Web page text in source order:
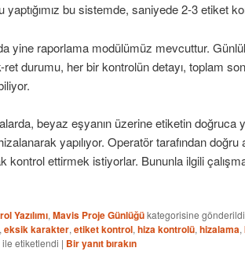
yaptığımız bu sistemde, saniyede 2-3 etiket
da yine raporlama modülümüz mevcuttur.
durumu, her bir kontrolün detayı, toplam
beyaz eşyanın üzerine etiketin doğruca
yapılıyor. Operatör tarafından doğru
kontrol ettirmek istiyorlar. Bununla ilgili
Yazılımı, Mavis Proje Günlüğükategorisine gönderildi
, eksik karakter, etiket kontrol, hiza kontrolü, hizalama,
ile etiketlendi | Bir yanıt bırakın